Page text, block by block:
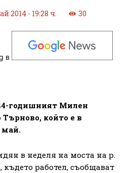
2014 - 19:28 ч. 30
в
годишният Милен
който е в
май.
в неделя на моста на р.
работел, съобщават